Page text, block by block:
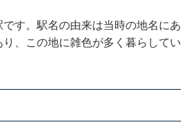
す。駅名の由来は当時の地名にあ
、この地に雑色が多く暮らしてい